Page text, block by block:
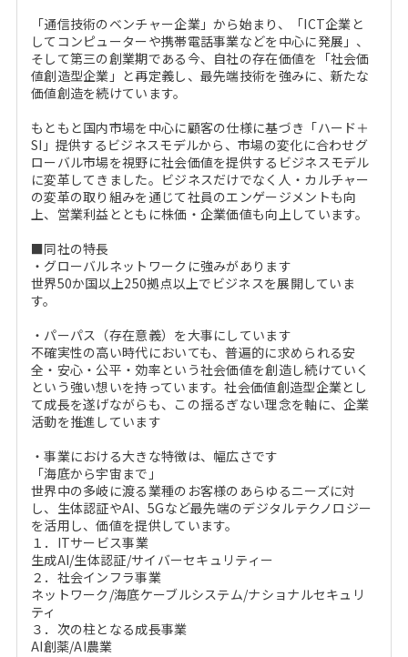
「通信技術のベンチャー企業」から始まり、「ICT企業と
してコンピューターや携帯電話事業などを中心に発展」、
そして第三の創業期である今、自社の存在価値を「社会価
値創造型企業」と再定義し、最先端技術を強みに、新たな
価値創造を続けています。
もともと国内市場を中心に顧客の仕様に基づき「ハード＋
SI」提供するビジネスモデルから、市場の変化に合わせグ
ローバル市場を視野に社会価値を提供するビジネスモデル
に変革してきました。ビジネスだけでなく人・カルチャー
の変革の取り組みを通じて社員のエンゲージメントも向
上、営業利益とともに株価・企業価値も向上しています。
■同社の特長
・グローバルネットワークに強みがあります
世界50か国以上250拠点以上でビジネスを展開していま
す。
・パーパス（存在意義）を大事にしています
不確実性の高い時代においても、普遍的に求められる安
全・安心・公平・効率という社会価値を創造し続けていく
という強い想いを持っています。社会価値創造型企業とし
て成長を遂げながらも、この揺るぎない理念を軸に、企業
活動を推進しています
・事業における大きな特徴は、幅広さです
「海底から宇宙まで」
世界中の多岐に渡る業種のお客様のあらゆるニーズに対
し、生体認証やAI、5Gなど最先端のデジタルテクノロジー
を活用し、価値を提供しています。
１．ITサービス事業
生成AI/生体認証/サイバーセキュリティー
２．社会インフラ事業
ネットワーク/海底ケーブルシステム/ナショナルセキュリ
ティ
３．次の柱となる成長事業
AI創薬/AI農業